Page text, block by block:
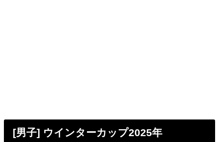
[男子] ウインターカップ2025年